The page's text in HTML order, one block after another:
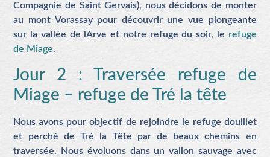
Compagnie de Saint Gervais), nous décidons de monter
au mont Vorassay pour découvrir une vue plongeante
sur la vallée de lArve et notre refuge du soir, le refuge
de Miage.
Jour 2 : Traversée refuge de
Miage – refuge de Tré la tête
Nous avons pour objectif de rejoindre le refuge douillet
et perché de Tré la Tête par de beaux chemins en
traversée. Nous évoluons dans un vallon sauvage avec